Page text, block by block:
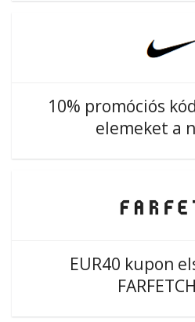
10% promóciós
elemeket a
EUR40 kupon